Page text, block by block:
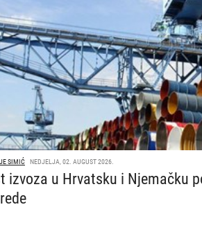
SIMIĆ NEDJELJA, 02. AUGUST 2026.
izvoza u Hrvatsku i Njemačku